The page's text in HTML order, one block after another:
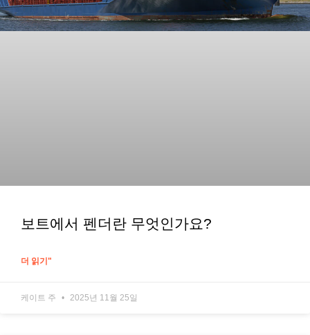
보트에서 펜더란 무엇인가요?
더 읽기"
케이트 주 2025년 11월 25일